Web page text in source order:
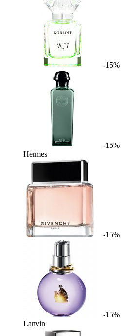
-15%
-15%
Hermes
-15%
-15%
Lanvin